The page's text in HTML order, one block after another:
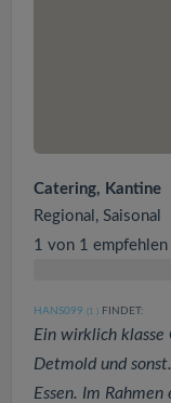
Catering, Kantine
Regional, Saisonal
1 von 1
HANS099 (1 ) FINDET:
Ein wirklich klasse
Detmold und
Essen. Im